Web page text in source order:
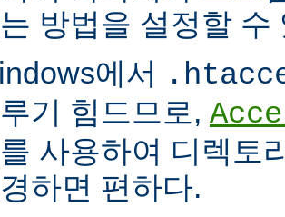
방법을 설정할 수
에서
기 힘드므로,
사용하여 디렉토
하면 편하다.